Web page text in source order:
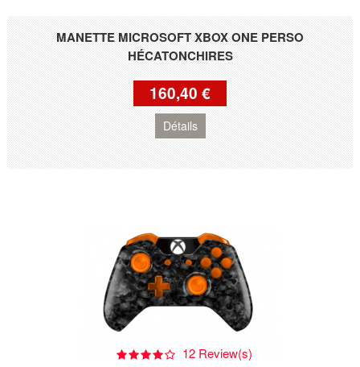
MANETTE MICROSOFT XBOX ONE PERSO
HÉCATONCHIRES
160,40 €
Détails
12 Review(s)